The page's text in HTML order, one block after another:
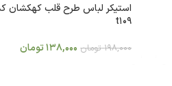
استیکر لباس طرح قلب کهکشان
t109
198,000 تومان 138,000تومان